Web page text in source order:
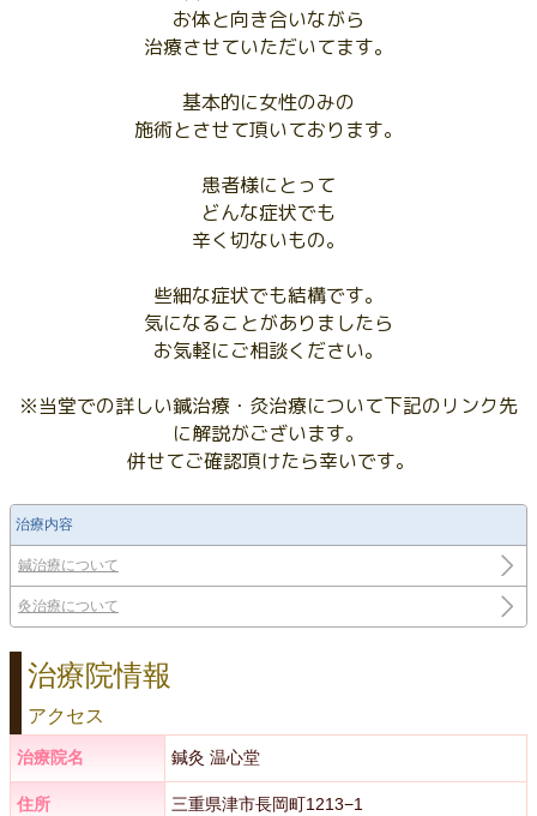
お体と向き合いながら
治療させていただいてます。
基本的に女性のみの
施術とさせて頂いております。
患者様にとって
どんな症状でも
辛く切ないもの。
些細な症状でも結構です。
気になることがありましたら
お気軽にご相談ください。
※当堂での詳しい鍼治療・灸治療について下記のリンク先
に解説がございます。
併せてご確認頂けたら幸いです。
治療内容
鍼治療について
灸治療について
治療院情報
アクセス
治療院名 鍼灸 温心堂
住所 三重県津市長岡町1213−1